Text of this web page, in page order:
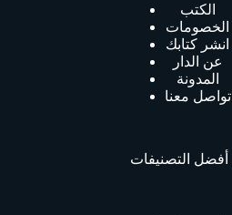
الكتب
الخصومات
انشر كتابك
عن الدار
المدونة
تواصل معنا
أفضل التصنيفات